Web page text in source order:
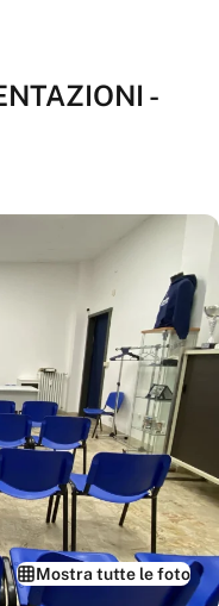
-
Mostra tutte le foto